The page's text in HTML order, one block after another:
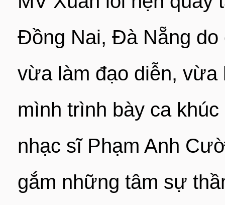
Đồng Nai, Đà Nẵng
vừa làm đạo diễn,
mình trình bày ca
nhạc sĩ Phạm Anh
gắm những tâm sự